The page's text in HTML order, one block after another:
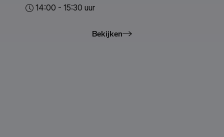
14:00 - 15:30 uur
Bekijken